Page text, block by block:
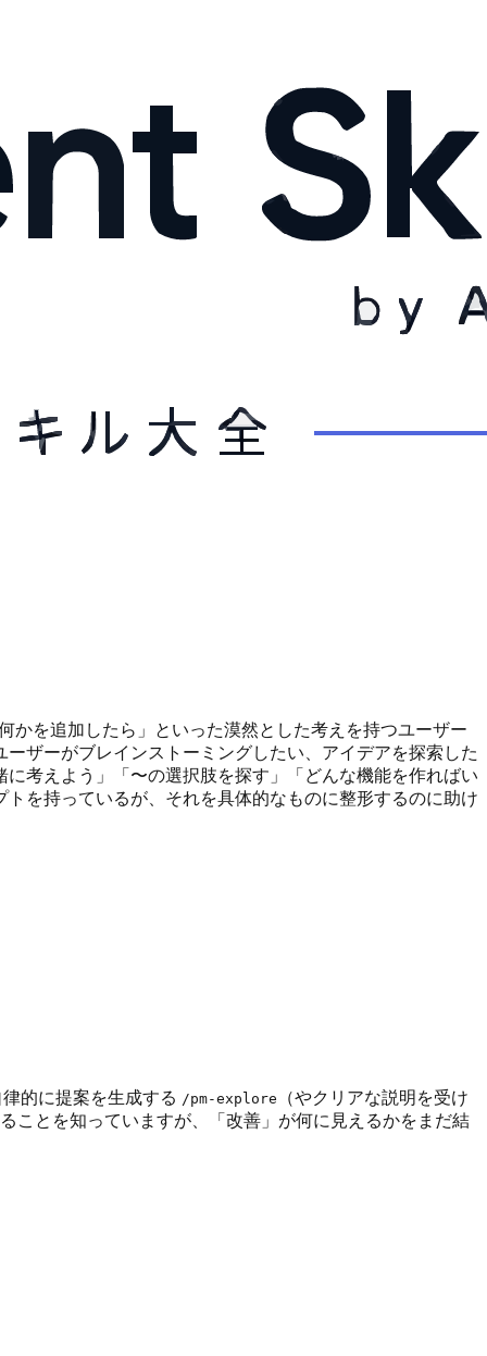
かを追加したら」といった漠然とした考えを持つユーザー
ザーがブレインストーミングしたい、アイデアを探索した
考えよう」「〜の選択肢を探す」「どんな機能を作ればい
を持っているが、それを具体的なものに整形するのに助け
的に提案を生成する /pm-explore
（やクリアな説明を受け
ことを知っていますが、「改善」が何に見えるかをまだ結